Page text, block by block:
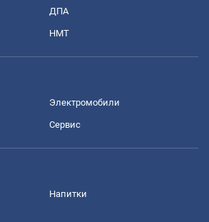
ДПА
НМТ
Электромобили
Сервис
Напитки